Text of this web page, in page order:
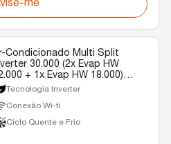
me
Condicionado Multi Split
30.000 (2x Evap HW
+ 1x Evap HW 18.000)
Quente/Frio R-32 220v
Tecnologia Inverter
Conexão Wi-fi
Ciclo Quente e Frio